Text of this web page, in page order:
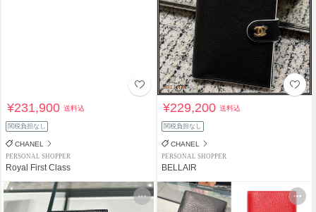
¥231,900送料込
関税負担なし
CHANEL
PERSONAL SHOPPER
Royal First Class
¥229,200送料込
関税負担なし
CHANEL
PERSONAL SHOPPER
BELLAIR